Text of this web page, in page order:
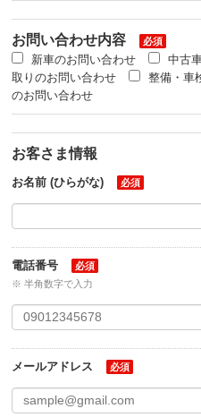
お問い合わせ内容 必須
新車のお問い合わせ 中古
取りのお問い合わせ
整備・車
のお問い合わせ
お客さま情報
お名前 (ひらがな) 必須
電話番号
必須
※ 半角数字で入力
メールアドレス 必須